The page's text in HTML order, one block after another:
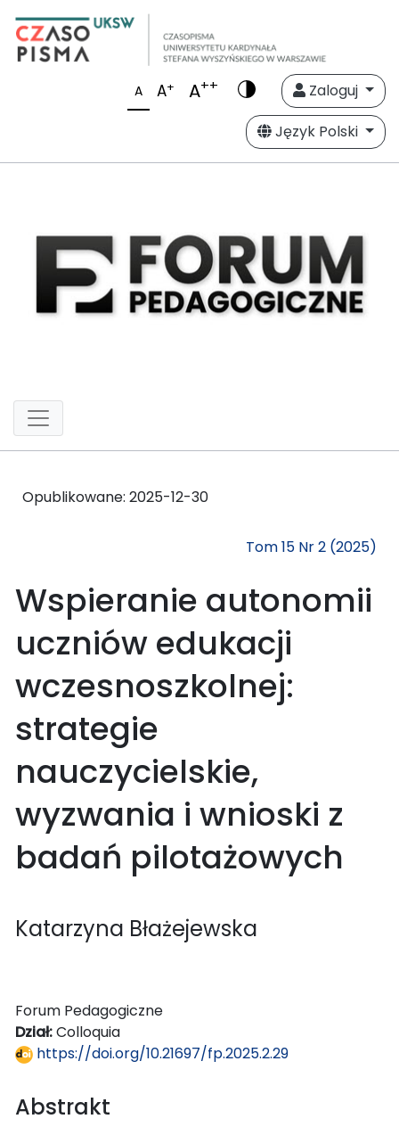
A A+ A++
Zaloguj
Język Polski
Opublikowane: 2025-12-30
Tom 15 Nr 2 (2025)
Wspieranie autonomii
uczniów edukacji
wczesnoszkolnej:
strategie
nauczycielskie,
wyzwania i wnioski z
badań pilotażowych
Katarzyna Błażejewska
Forum Pedagogiczne
Dział:Colloquia
https://doi.org/10.21697/fp.2025.2.29
Abstrakt